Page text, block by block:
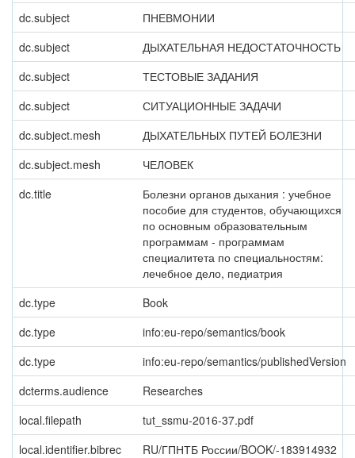
dc.subject
ПНЕВМОНИИ
dc.subject
ДЫХАТЕЛЬНАЯ НЕДОСТАТОЧНОСТЬ
dc.subject
ТЕСТОВЫЕ ЗАДАНИЯ
dc.subject
СИТУАЦИОННЫЕ ЗАДАЧИ
dc.subject.mesh
ДЫХАТЕЛЬНЫХ ПУТЕЙ БОЛЕЗНИ
dc.subject.mesh
ЧЕЛОВЕК
dc.title
Болезни органов дыхания : учебное
пособие для студентов, обучающихся
по основным образовательным
программам - программам
специалитета по специальностям:
лечебное дело, педиатрия
dc.type
Book
dc.type
info:eu-repo/semantics/book
dc.type
info:eu-repo/semantics/publishedVersion
dcterms.audience
Researches
local.filepath
tut_ssmu-2016-37.pdf
local.identifier.bibrec
RU/ГПНТБ России/BOOK/-183914932